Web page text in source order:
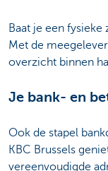
Baat je een
Met de
overzicht binnen
Je bank- en
Ook de stapel
KBC Brussels
vereenvoudigde